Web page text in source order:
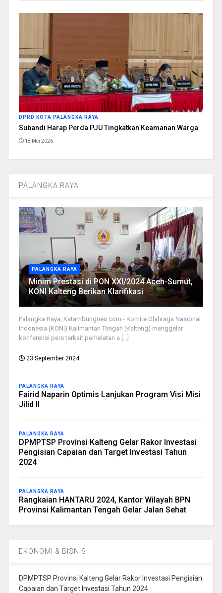
DPRD KOTA PALANGKA RAYA
Subandi Harap Perda PJU Tingkatkan Keamanan Warga
18 Mei 2026
PALANGKA RAYA
PALANGKA RAYA
Minim Prestasi di PON XXI/2024 Aceh-Sumut,
KONI Kalteng Berikan Klarifikasi
Palangka Raya, Katambungnes.com - Komite Olahraga Nasional
Indonesia (KONI) Kalimantan Tengah (Kalteng) menggelar
konferensi pers terkait perhelatan a [...]
23 September 2024
PALANGKA RAYA
Fairid Naparin Optimis Lanjukan Program Visi Misi
Jilid II
PALANGKA RAYA
DPMPTSP Provinsi Kalteng Gelar Rakor Investasi
Pengisian Capaian dan Target Investasi Tahun
2024
PALANGKA RAYA
Rangkaian HANTARU 2024, Kantor Wilayah BPN
Provinsi Kalimantan Tengah Gelar Jalan Sehat
EKONOMI & BISNIS
DPMPTSP Provinsi Kalteng Gelar Rakor Investasi Pengisian
Capaian dan Target Investasi Tahun 2024